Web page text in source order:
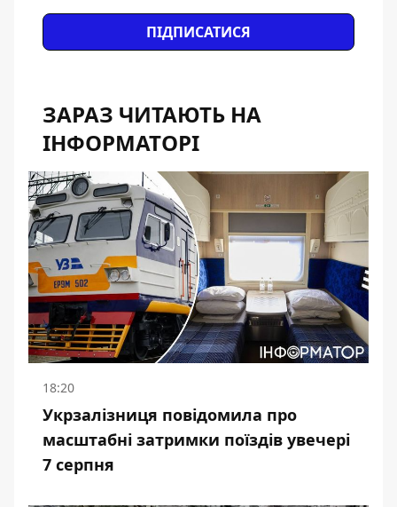
ПІДПИСАТИСЯ
ЗАРАЗ ЧИТАЮТЬ НА
ІНФОРМАТОРІ
18:20
Укрзалізниця повідомила про
масштабні затримки поїздів увечері
7 серпня